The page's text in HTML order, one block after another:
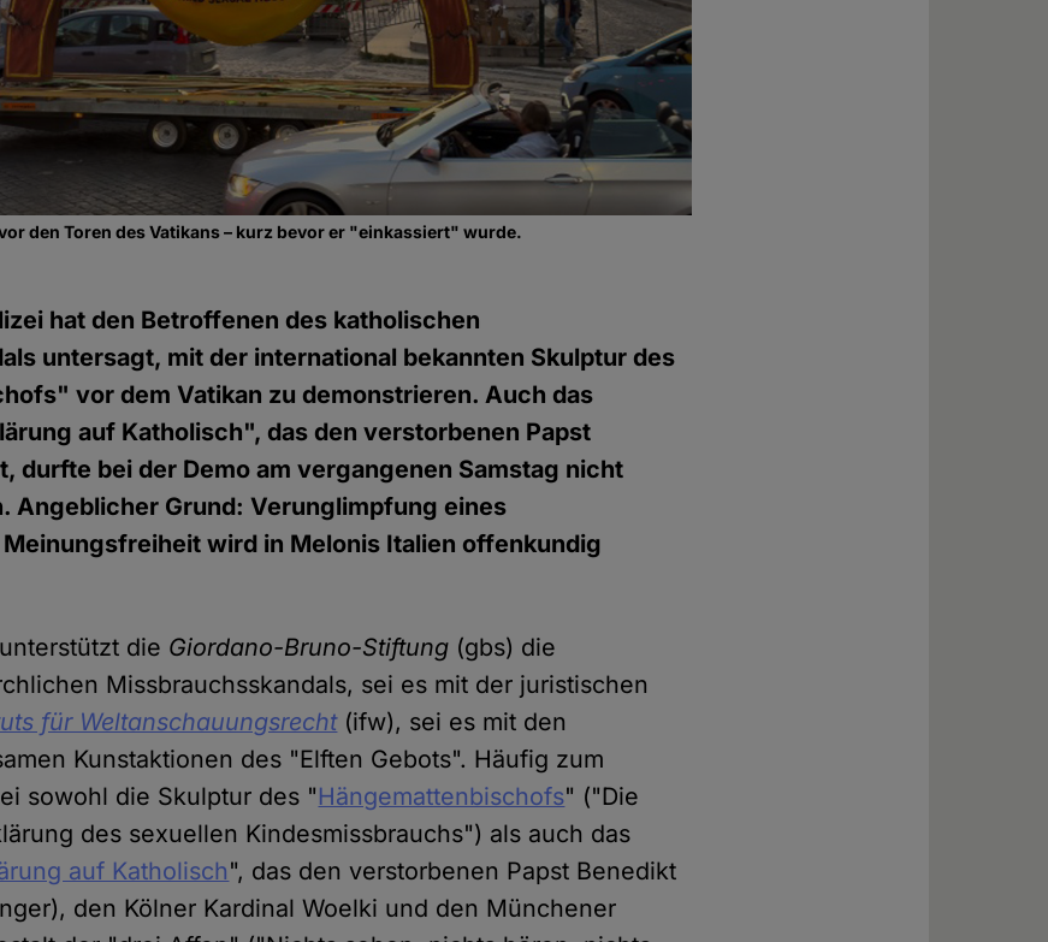
den Toren des Vatikans – kurz bevor er "einkassiert" wurde.
hat den Betroffenen des katholischen
untersagt, mit der international bekannten Skulptur des
vor dem Vatikan zu demonstrieren. Auch das
auf Katholisch", das den verstorbenen Papst
durfte bei der Demo am vergangenen Samstag nicht
Angeblicher Grund: Verunglimpfung eines
wird in Melonis Italien offenkundig
die Giordano-Bruno-Stiftung (gbs) die
Missbrauchsskandals, sei es mit der juristischen
für Weltanschauungsrecht(ifw), sei es mit den
Kunstaktionen des "Elften Gebots". Häufig zum
sowohl die Skulptur des "Hängemattenbischofs" ("Die
des sexuellen Kindesmissbrauchs") als auch das
auf Katholisch", das den verstorbenen Papst Benedikt
den Kölner Kardinal Woelki und den Münchener